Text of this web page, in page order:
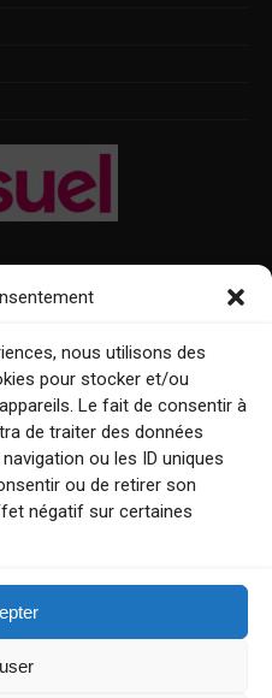
nous utilisons des
pour stocker et/ou
Le fait de consentir à
de traiter des données
ou les ID uniques
ou de retirer son
négatif sur certaines
: oû trouver Le Mensuel ?
en ligne
le temps d’un week-end ou